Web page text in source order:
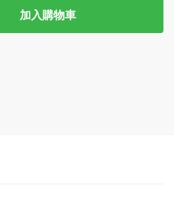
加入購物車